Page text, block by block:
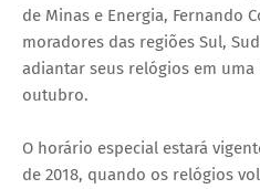
de Minas e Energia, Fernando
moradores das regiões Sul,
adiantar seus relógios em
outubro.
O horário especial estará
de 2018, quando os relógios